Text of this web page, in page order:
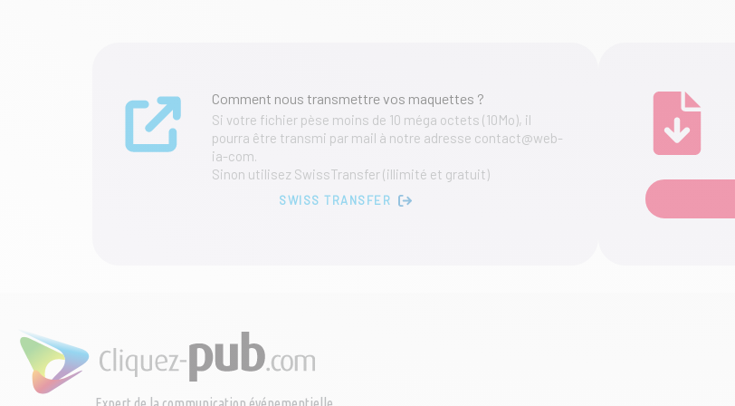
Comment nous transmettre vos maquettes ?
Si votre fichier pèse moins de 10 méga octets (10Mo), il
pourra être transmi par mail à notre adresse contact@web-
ia-com.
Sinon utilisez SwissTransfer (illimité et gratuit)
SWISS TRANSFER